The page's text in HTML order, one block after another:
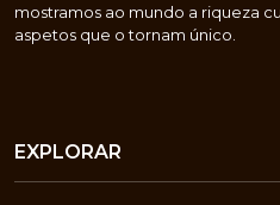
mostramos ao mundo a riqueza
aspetos que o tornam único.
EXPLORAR